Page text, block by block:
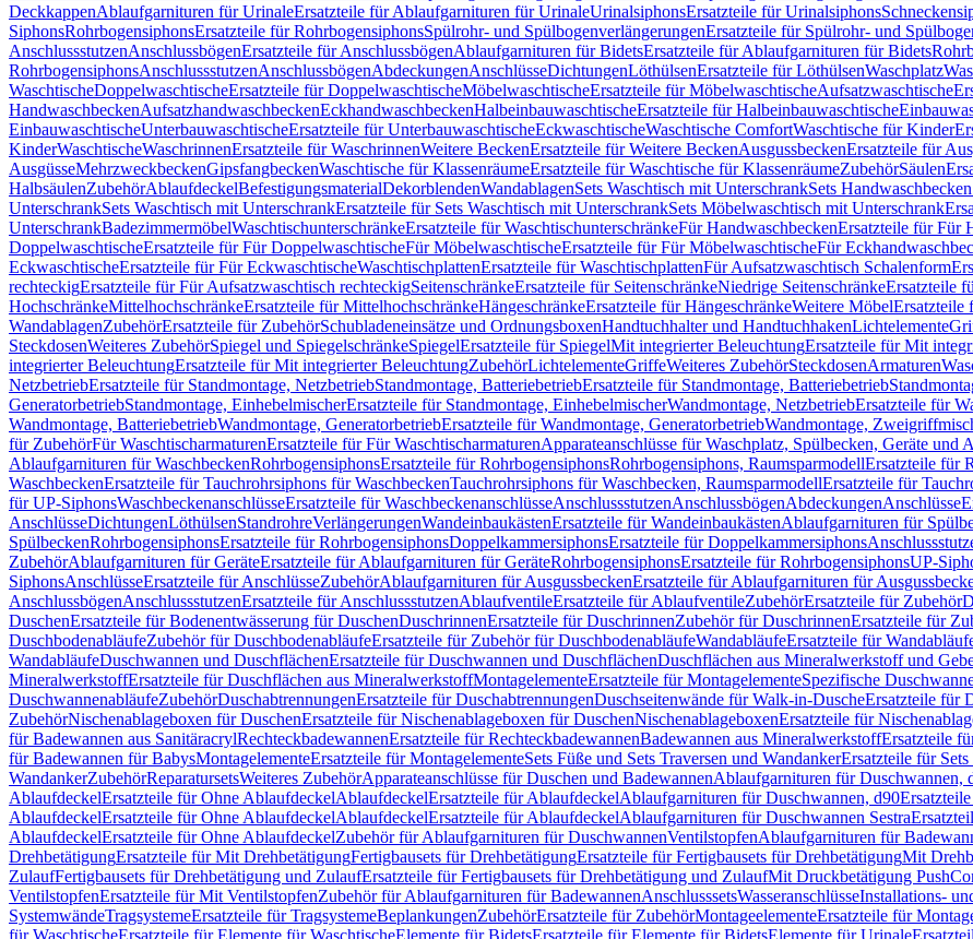
DeckkappenAblaufgarnituren für UrinaleErsatzteile für Ablaufgarnituren für UrinaleUrinalsiphonsErsatzteile für Urinalsiphons
SiphonsRohrbogensiphonsErsatzteile für RohrbogensiphonsSpülrohr- und SpülbogenverlängerungenErsatzteile für Spülrohr- und
AnschlussstutzenAnschlussbögenErsatzteile für AnschlussbögenAblaufgarnituren für BidetsErsatzteile für Ablaufgarnituren für Bidets
RohrbogensiphonsAnschlussstutzenAnschlussbögenAbdeckungenAnschlüsseDichtungenLöthülsenErsatzteile für LöthülsenWaschplatz
WaschtischeDoppelwaschtischeErsatzteile für DoppelwaschtischeMöbelwaschtischeErsatzteile für MöbelwaschtischeAufsatzwaschtische
HandwaschbeckenAufsatzhandwaschbeckenEckhandwaschbeckenHalbeinbauwaschtischeErsatzteile für Halbeinbauwaschtische
EinbauwaschtischeUnterbauwaschtischeErsatzteile für UnterbauwaschtischeEckwaschtischeWaschtische ComfortWaschtische für Kinder
KinderWaschtischeWaschrinnenErsatzteile für WaschrinnenWeitere BeckenErsatzteile für Weitere BeckenAusgussbeckenErsatzteile für
AusgüsseMehrzweckbeckenGipsfangbeckenWaschtische für KlassenräumeErsatzteile für Waschtische für KlassenräumeZubehörSäulen
HalbsäulenZubehörAblaufdeckelBefestigungsmaterialDekorblendenWandablagenSets Waschtisch mit UnterschrankSets
UnterschrankSets Waschtisch mit UnterschrankErsatzteile für Sets Waschtisch mit UnterschrankSets Möbelwaschtisch mit Unterschrank
UnterschrankBadezimmermöbelWaschtischunterschränkeErsatzteile für WaschtischunterschränkeFür HandwaschbeckenErsatzteile für Für
DoppelwaschtischeErsatzteile für Für DoppelwaschtischeFür MöbelwaschtischeErsatzteile für Für MöbelwaschtischeFür
EckwaschtischeErsatzteile für Für EckwaschtischeWaschtischplattenErsatzteile für WaschtischplattenFür Aufsatzwaschtisch Schalenform
rechteckigErsatzteile für Für Aufsatzwaschtisch rechteckigSeitenschränkeErsatzteile für SeitenschränkeNiedrige SeitenschränkeErsatzteile
HochschränkeMittelhochschränkeErsatzteile für MittelhochschränkeHängeschränkeErsatzteile für HängeschränkeWeitere MöbelErsatzteile
WandablagenZubehörErsatzteile für ZubehörSchubladeneinsätze und OrdnungsboxenHandtuchhalter und HandtuchhakenLichtelemente
SteckdosenWeiteres ZubehörSpiegel und SpiegelschränkeSpiegelErsatzteile für SpiegelMit integrierter BeleuchtungErsatzteile für Mit
integrierter BeleuchtungErsatzteile für Mit integrierter BeleuchtungZubehörLichtelementeGriffeWeiteres ZubehörSteckdosenArmaturen
NetzbetriebErsatzteile für Standmontage, NetzbetriebStandmontage, BatteriebetriebErsatzteile für Standmontage, Batteriebetrieb
GeneratorbetriebStandmontage, EinhebelmischerErsatzteile für Standmontage, EinhebelmischerWandmontage, NetzbetriebErsatzteile für
Wandmontage, BatteriebetriebWandmontage, GeneratorbetriebErsatzteile für Wandmontage, GeneratorbetriebWandmontage,
für ZubehörFür WaschtischarmaturenErsatzteile für Für WaschtischarmaturenApparateanschlüsse für Waschplatz, Spülbecken, Geräte und
Ablaufgarnituren für WaschbeckenRohrbogensiphonsErsatzteile für RohrbogensiphonsRohrbogensiphons, RaumsparmodellErsatzteile für
WaschbeckenErsatzteile für Tauchrohrsiphons für WaschbeckenTauchrohrsiphons für Waschbecken, RaumsparmodellErsatzteile für
für UP-SiphonsWaschbeckenanschlüsseErsatzteile für WaschbeckenanschlüsseAnschlussstutzenAnschlussbögenAbdeckungenAnschlüsse
AnschlüsseDichtungenLöthülsenStandrohreVerlängerungenWandeinbaukästenErsatzteile für WandeinbaukästenAblaufgarnituren für
SpülbeckenRohrbogensiphonsErsatzteile für RohrbogensiphonsDoppelkammersiphonsErsatzteile für Doppelkammersiphons
ZubehörAblaufgarnituren für GeräteErsatzteile für Ablaufgarnituren für GeräteRohrbogensiphonsErsatzteile für RohrbogensiphonsUP-
SiphonsAnschlüsseErsatzteile für AnschlüsseZubehörAblaufgarnituren für AusgussbeckenErsatzteile für Ablaufgarnituren für
AnschlussbögenAnschlussstutzenErsatzteile für AnschlussstutzenAblaufventileErsatzteile für AblaufventileZubehörErsatzteile für Zubehör
DuschenErsatzteile für Bodenentwässerung für DuschenDuschrinnenErsatzteile für DuschrinnenZubehör für DuschrinnenErsatzteile für
DuschbodenabläufeZubehör für DuschbodenabläufeErsatzteile für Zubehör für DuschbodenabläufeWandabläufeErsatzteile für
WandabläufeDuschwannen und DuschflächenErsatzteile für Duschwannen und DuschflächenDuschflächen aus Mineralwerkstoff und
MineralwerkstoffErsatzteile für Duschflächen aus MineralwerkstoffMontagelementeErsatzteile für MontagelementeSpezifische
DuschwannenabläufeZubehörDuschabtrennungenErsatzteile für DuschabtrennungenDuschseitenwände für Walk-in-DuscheErsatzteile für
ZubehörNischenablageboxen für DuschenErsatzteile für Nischenablageboxen für DuschenNischenablageboxenErsatzteile für
für Badewannen aus SanitäracrylRechteckbadewannenErsatzteile für RechteckbadewannenBadewannen aus MineralwerkstoffErsatzteile
für Badewannen für BabysMontagelementeErsatzteile für MontagelementeSets Füße und Sets Traversen und WandankerErsatzteile für
WandankerZubehörReparatursetsWeiteres ZubehörApparateanschlüsse für Duschen und BadewannenAblaufgarnituren für Duschwannen,
AblaufdeckelErsatzteile für Ohne AblaufdeckelAblaufdeckelErsatzteile für AblaufdeckelAblaufgarnituren für Duschwannen, d90
AblaufdeckelErsatzteile für Ohne AblaufdeckelAblaufdeckelErsatzteile für AblaufdeckelAblaufgarnituren für Duschwannen Sestra
AblaufdeckelErsatzteile für Ohne AblaufdeckelZubehör für Ablaufgarnituren für DuschwannenVentilstopfenAblaufgarnituren für
DrehbetätigungErsatzteile für Mit DrehbetätigungFertigbausets für DrehbetätigungErsatzteile für Fertigbausets für DrehbetätigungMit
ZulaufFertigbausets für Drehbetätigung und ZulaufErsatzteile für Fertigbausets für Drehbetätigung und ZulaufMit Druckbetätigung
VentilstopfenErsatzteile für Mit VentilstopfenZubehör für Ablaufgarnituren für BadewannenAnschlusssetsWasseranschlüsseInstallations-
SystemwändeTragsystemeErsatzteile für TragsystemeBeplankungenZubehörErsatzteile für ZubehörMontageelementeErsatzteile für
für WaschtischeErsatzteile für Elemente für WaschtischeElemente für BidetsErsatzteile für Elemente für BidetsElemente für Urinale